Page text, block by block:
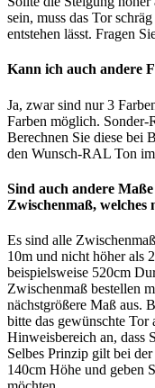
sein, muss das Tor
entstehen lässt. Fragen
Kann ich auch andere
Ja, zwar sind nur 3
Farben möglich.
Berechnen Sie diese bei
den Wunsch-RAL Ton
Sind auch andere
Zwischenmaß,
Es sind alle
10m und nicht höher als
beispielsweise 520cm
Zwischenmaß bestellen
nächstgrößere Maß aus.
bitte das gewünschte
Hinweisbereich an, dass
Selbes Prinzip gilt bei
140cm Höhe und geben